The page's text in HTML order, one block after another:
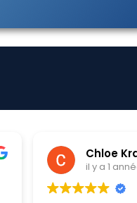
il y a 1